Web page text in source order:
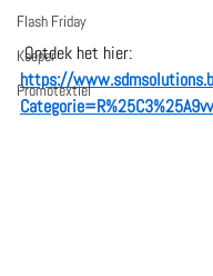
Flash Friday
Keeper
Promotextiel
Ontdek het hier:
https://